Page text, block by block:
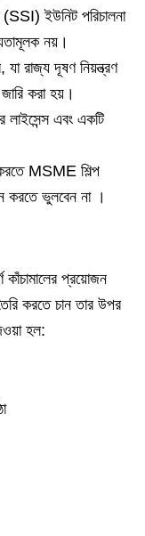
(SSI) ইউনিট পরিচালনা
নয়।
রাজ্য দূষণ নিয়ন্ত্রণ
করা হয়।
এবং একটি
MSME শিল্প
করতে ভুলবেন না ।
প্রয়োজন
করতে চান তার উপর
হল: